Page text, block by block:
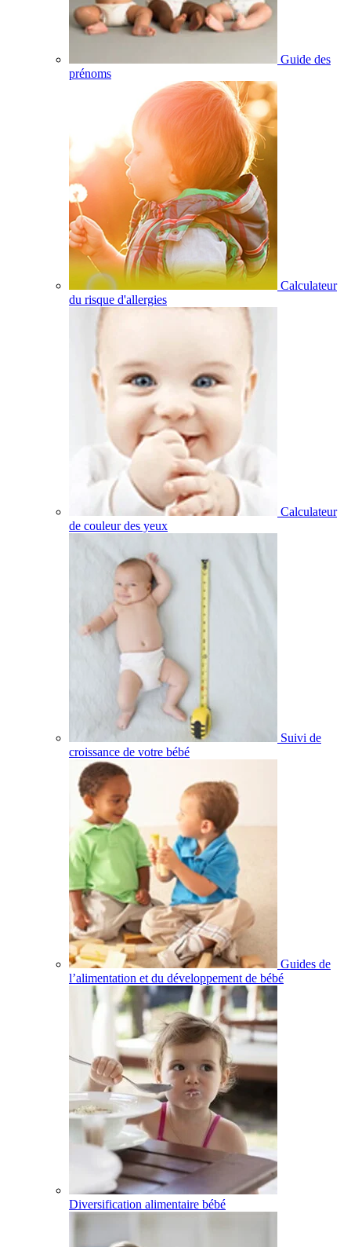
Guide des
prénoms
Calculateur
du risque d'allergies
Calculateur
de couleur des yeux
Suivi de
croissance de votre bébé
Guides de
l’alimentation et du développement de bébé
Diversification alimentaire bébé